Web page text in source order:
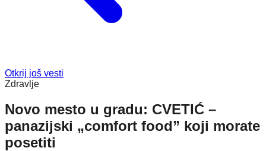
Otkrij još vesti
Zdravlje
Novo mesto u gradu: CVETIĆ –
panazijski „comfort food” koji morate
posetiti